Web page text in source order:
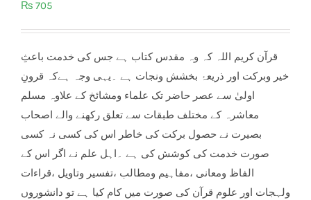
₨ 705
قرآن کریم اللہ کہ وہ مقدس کتاب ہے جس کی خدمت باعثِ
خیر وبرکت اور ذریعۂ بخشش ونجات ہے ۔یہی وجہ ہےکہ قرونِ
اولیٰ سے عصر حاضر تک علماء ومشائخ کے علاوہ مسلم
معاشرہ کے مختلف طبقات سے تعلق رکھنے والے اصحاب
بصیرت نے حصول برکت کی خاطر اس کی کسی نہ کسی
صورت خدمت کی کوشش کی ہے ۔اہل علم نے اگر اس کے
الفاظ ومعانی ،مفاہیم ومطالب ،تفسیر وتاویل ،قراءات
ولہجات اور علوم قرآن کی صورت میں کام کیا ہے تو دانشوروں